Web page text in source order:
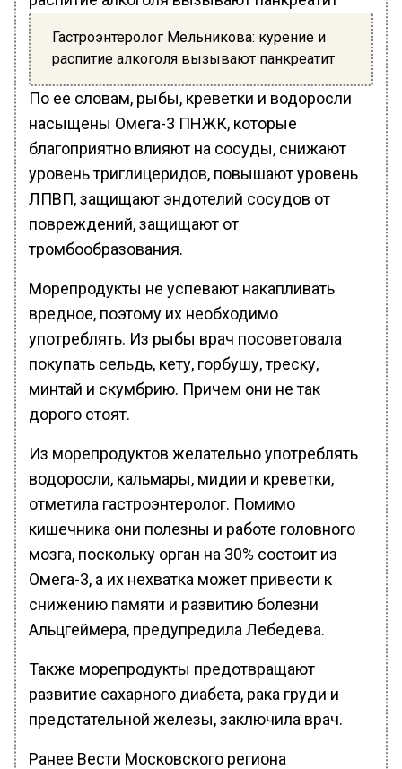
Гастроэнтеролог Мельникова: курение и
распитие алкоголя вызывают панкреатит
По ее словам, рыбы, креветки и водоросли
насыщены Омега-3 ПНЖК, которые
благоприятно влияют на сосуды, снижают
уровень триглицеридов, повышают уровень
ЛПВП, защищают эндотелий сосудов от
повреждений, защищают от
тромбообразования.
Морепродукты не успевают накапливать
вредное, поэтому их необходимо
употреблять. Из рыбы врач посоветовала
покупать сельдь, кету, горбушу, треску,
минтай и скумбрию. Причем они не так
дорого стоят.
Из морепродуктов желательно употреблять
водоросли, кальмары, мидии и креветки,
отметила гастроэнтеролог. Помимо
кишечника они полезны и работе головного
мозга, поскольку орган на 30% состоит из
Омега-3, а их нехватка может привести к
снижению памяти и развитию болезни
Альцгеймера, предупредила Лебедева.
Также морепродукты предотвращают
развитие сахарного диабета, рака груди и
предстательной железы, заключила врач.
Ранее Вести Московского региона